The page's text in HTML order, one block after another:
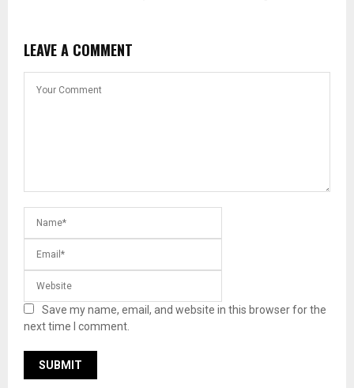
LEAVE A COMMENT
Save my name, email, and website in this browser for the
next time I comment.